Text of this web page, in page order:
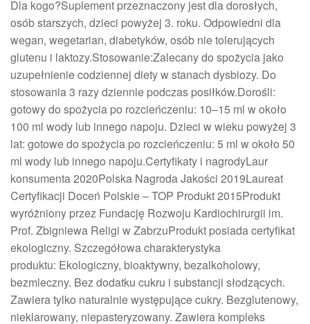
Dla kogo?Suplement przeznaczony jest dla dorosłych,
osób starszych, dzieci powyżej 3. roku. Odpowiedni dla
wegan, wegetarian, diabetyków, osób nie tolerujących
glutenu i laktozy.Stosowanie:Zalecany do spożycia jako
uzupełnienie codziennej diety w stanach dysbiozy. Do
stosowania 3 razy dziennie podczas posiłków.Dorośli:
gotowy do spożycia po rozcieńczeniu: 10–15 ml w około
100 ml wody lub innego napoju. Dzieci w wieku powyżej 3
lat: gotowe do spożycia po rozcieńczeniu: 5 ml w około 50
ml wody lub innego napoju.Certyfikaty i nagrodyLaur
konsumenta 2020Polska Nagroda Jakości 2019Laureat
Certyfikacji Doceń Polskie – TOP Produkt 2015Produkt
wyróżniony przez Fundację Rozwoju Kardiochirurgii im.
Prof. Zbigniewa Religi w ZabrzuProdukt posiada certyfikat
ekologiczny. Szczegółowa charakterystyka
produktu: Ekologiczny, bioaktywny, bezalkoholowy,
bezmleczny. Bez dodatku cukru i substancji słodzących.
Zawiera tylko naturalnie występujące cukry. Bezglutenowy,
nieklarowany, niepasteryzowany. Zawiera kompleks